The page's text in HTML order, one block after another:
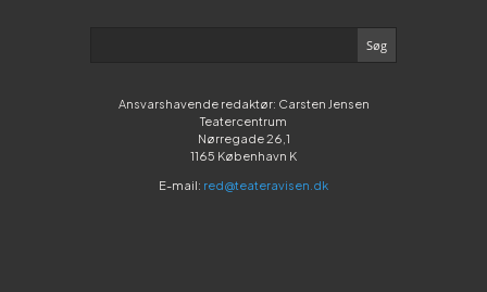
Ansvarshavende redaktør: Carsten Jensen
Teatercentrum
Nørregade 26,1
1165 København K
E-mail: red@teateravisen.dk